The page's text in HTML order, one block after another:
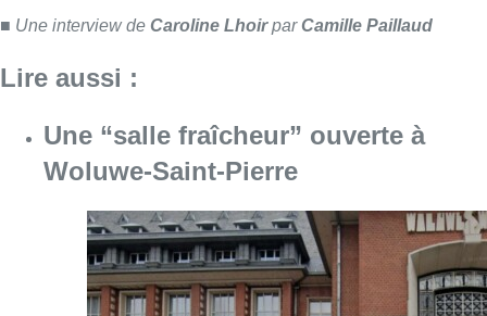
15 juillet 2026Consulter l'article "Une “salle fraîcheur”